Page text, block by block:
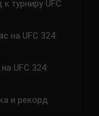
турниру UFC
на UFC 324:
UFC 324:
и рекорд